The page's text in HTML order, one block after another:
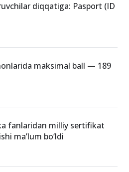
diqqatiga: Pasport (ID
maksimal ball — 189
fanlaridan milliy sertifikat
ma’lum bo‘ldi